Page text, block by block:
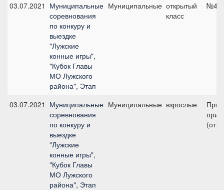
03.07.2021 Муниципальные
соревнования
по конкуру и
выездке
"Лужские
конные игры",
"Кубок Главы
МО Лужского
района", Этап
Муниципальные открытый
класс
03.07.2021 Муниципальные
соревнования
по конкуру и
выездке
"Лужские
конные игры",
"Кубок Главы
МО Лужского
района", Этап
Муниципальные взрослые